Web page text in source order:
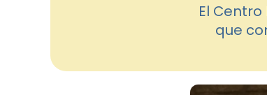
El
que